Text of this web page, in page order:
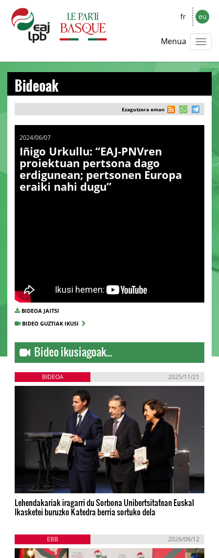
fr eu
Menua
Bideoak
Ezagutzera eman
2024/06/07
Iñigo Urkullu: “EAJ-PNVren
proiektuan pertsona dago
erdigunean; pertsonen Europa
eraiki nahi dugu”
BIDEOA JAITSI
BIDEO GUZTIAK IKUSI
Bideo ikusiagoak...
BIDEOA 2025/11/21
Lehendakariak iragarri du Sorbona Unibertsitatean Euskal
Ikasketei buruzko Katedra berria sortuko dela
EBB 2026/06/12